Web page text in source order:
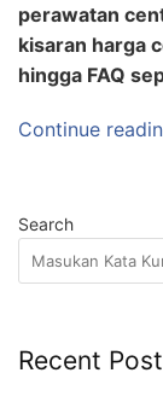
perawatan
kisaran harga
hingga FAQ
Continue
Search
Recent